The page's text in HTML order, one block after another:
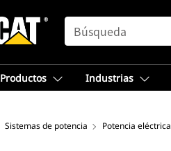
SEARCH
Productos Industrias
Sistemas de potencia Potencia eléctrica